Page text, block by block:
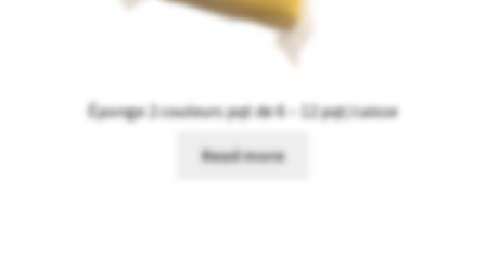
Éponge 2 couleurs pqt de 6 – 12 pqt/caisse
Read more